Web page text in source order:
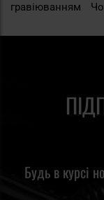
гравіюванням
Будь в курсі